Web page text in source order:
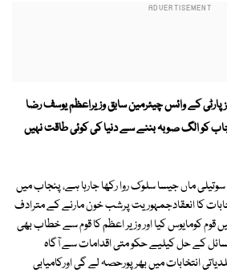
پارٹی کے وائس چیئرمین سابق وزیراعظم یوسف رضا
کو الگ صوبہ بننے سے دنیا کی کوئی طاقت نہیں
ماں جیسا سلوک روا رکھا جارہا ہے، پنجاب میں
کا انعقادجمہوریت پرشب خون مارنے کے مترادف
لیگ نے پہلے3ماہ میں قوم کومایوس کیا اور وزیر اعظم کا قوم سے خطاب بھی
کے حل کیلیے حکو متی اقدامات سے آگاہ
انتخابات میں بھرپورحصہ لے گی اورکامیابی